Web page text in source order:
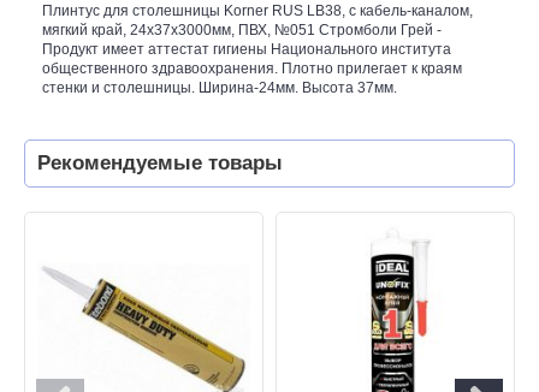
Плинтус для столешницы Korner RUS LB38, с кабель-каналом,
мягкий край, 24х37x3000мм, ПВХ, №051 Стромболи Грей -
Продукт имеет аттестат гигиены Национального института
общественного здравоохранения. Плотно прилегает к краям
стенки и столешницы. Ширина-24мм. Высота 37мм.
Рекомендуемые товары